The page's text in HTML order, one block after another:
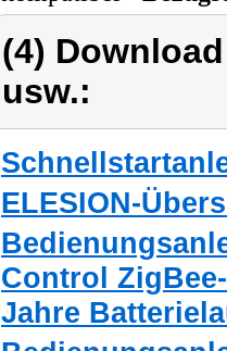
(4)
usw.:
ELESION-
Control
Jahre